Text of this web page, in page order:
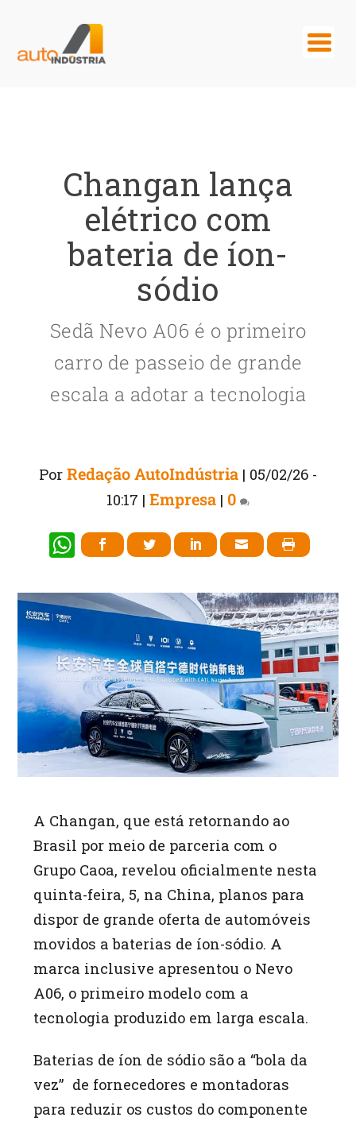
Changan lança
elétrico com
bateria de íon-
sódio
Sedã Nevo A06 é o primeiro
carro de passeio de grande
escala a adotar a tecnologia
Por Redação AutoIndústria | 05/02/26 -
10:17 | Empresa | 0
W
at
s
A
p
p
A Changan, que está retornando ao
Brasil por meio de parceria com o
Grupo Caoa, revelou oficialmente nesta
quinta-feira, 5, na China, planos para
dispor de grande oferta de automóveis
movidos a baterias de íon-sódio. A
marca inclusive apresentou o Nevo
A06, o primeiro modelo com a
tecnologia produzido em larga escala.
Baterias de íon de sódio são a “bola da
vez” de fornecedores e montadoras
para reduzir os custos do componente